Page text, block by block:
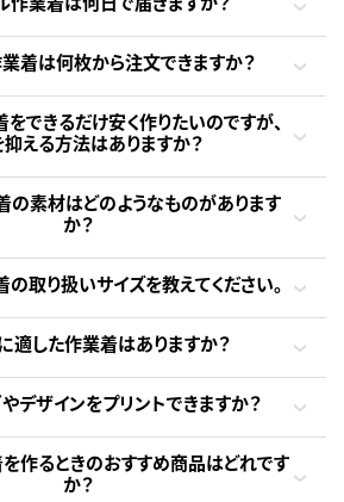
着は何枚から注文できますか？
できるだけ安く作りたいのですが、
える方法はありますか？
の素材はどのようなものがあります
か？
取り扱いサイズを教えてください。
適した作業着はありますか？
デザインをプリントできますか？
作るときのおすすめ商品はどれです
か？